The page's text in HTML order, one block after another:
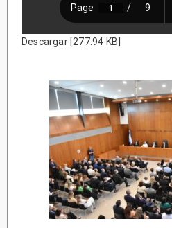
Descargar [277.94 KB]